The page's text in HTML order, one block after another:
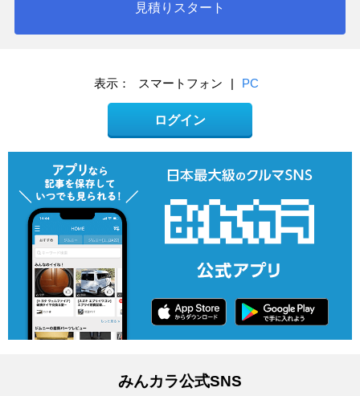
見積りスタート
表示： スマートフォン | PC
ログイン
みんカラ公式SNS